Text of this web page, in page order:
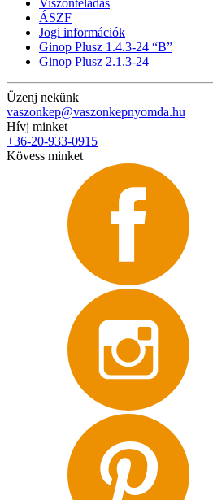
ÁSZF
Jogi információk
Ginop Plusz 1.4.3-24 “B”
Ginop Plusz 2.1.3-24
Üzenj nekünk
vaszonkep@vaszonkepnyomda.hu
Hívj minket
+36-20-933-0915
Kövess minket